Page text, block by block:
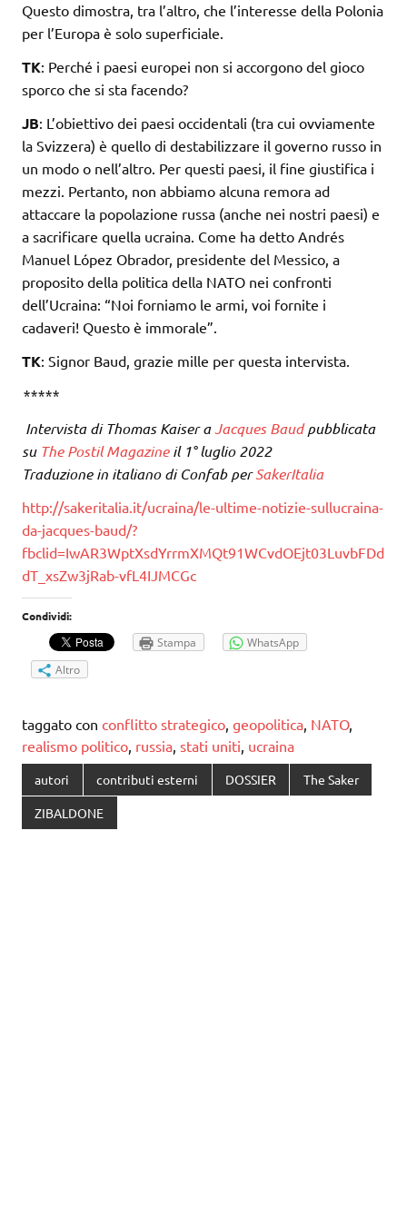
Questo dimostra, tra l’altro, che l’interesse della Polonia
per l’Europa è solo superficiale.
TK: Perché i paesi europei non si accorgono del gioco
sporco che si sta facendo?
JB: L’obiettivo dei paesi occidentali (tra cui ovviamente
la Svizzera) è quello di destabilizzare il governo russo in
un modo o nell’altro. Per questi paesi, il fine giustifica i
mezzi. Pertanto, non abbiamo alcuna remora ad
attaccare la popolazione russa (anche nei nostri paesi) e
a sacrificare quella ucraina. Come ha detto Andrés
Manuel López Obrador, presidente del Messico, a
proposito della politica della NATO nei confronti
dell’Ucraina: “Noi forniamo le armi, voi fornite i
cadaveri! Questo è immorale”.
TK: Signor Baud, grazie mille per questa intervista.
*****
Intervista di Thomas Kaiser aJacques Baudpubblicata
su The Postil Magazineil 1° luglio 2022
Traduzione in italiano di Confab perSakerItalia
http://sakeritalia.it/ucraina/le-ultime-notizie-sullucraina-
da-jacques-baud/?
fbclid=IwAR3WptXsdYrrmXMQt91WCvdOEjt03LuvbFDd
dT_xsZw3jRab-vfL4IJMCGc
Condividi:
Stampa
WhatsApp
Altro
taggato con conflitto strategico geopolitica NATO,
realismo politico russia stati uniti ucraina
autori contributi esterni DOSSIER The Saker
ZIBALDONE